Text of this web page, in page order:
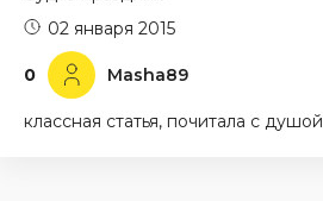
0 Masha89
02 января 2015
классная статья, почитала с душой